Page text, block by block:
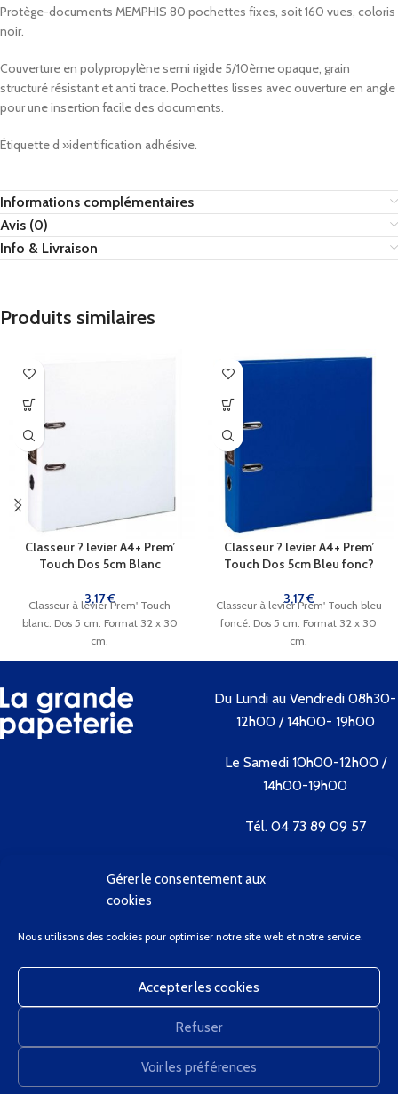
Gérer le consentement aux
cookies
Nous utilisons des cookies pour optimiser notre site web et notre service.
Accepter les cookies
Refuser
Voir les préférences
Protège-documents MEMPHIS 80 pochettes fixes, soit 160 vues, coloris
noir.
Couverture en polypropylène semi rigide 5/10ème opaque, grain
structuré résistant et anti trace. Pochettes lisses avec ouverture en angle
pour une insertion facile des documents.
Étiquette d »identification adhésive.
Informations complémentaires
Avis (0)
Info & Livraison
Produits similaires
Classeur ? levier A4+ Prem’
Touch Dos 5cm Blanc
3,17€
Classeur à levier Prem' Touch
blanc. Dos 5 cm. Format 32 x 30
cm.
Classeur ? levier A4+ Prem’
Touch Dos 5cm Bleu fonc?
3,17€
Classeur à levier Prem' Touch bleu
foncé. Dos 5 cm. Format 32 x 30
cm.
Du Lundi au Vendredi 08h30-
12h00 / 14h00- 19h00
Le Samedi 10h00-12h00 /
14h00-19h00
Tél. 04 73 89 09 57
Contactez-nous
Bienvenue
Contactez-Nous
Client Privilège
Mon Compte
Panier